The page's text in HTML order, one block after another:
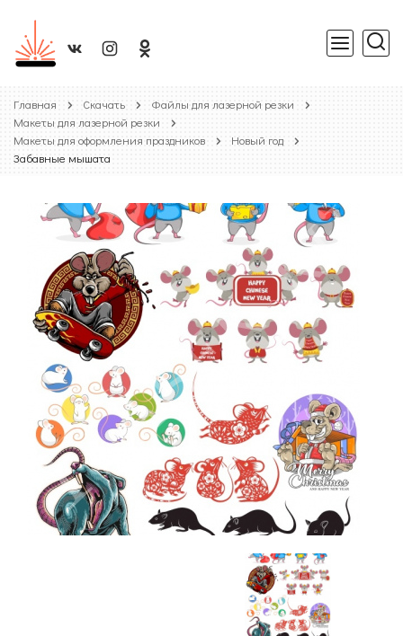
Главная Скачать
Файлы для лазерной резки
Макеты для лазерной резки
Макеты для оформления праздников
Новый год
Забавные мышата